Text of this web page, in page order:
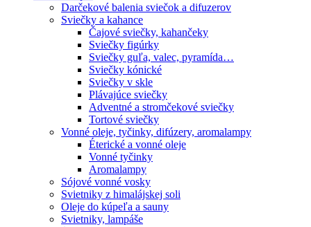
Darčekové balenia sviečok a difuzerov
Sviečky a kahance
Čajové sviečky, kahančeky
Sviečky figúrky
Sviečky guľa, valec, pyramída…
Sviečky kónické
Sviečky v skle
Plávajúce sviečky
Adventné a stromčekové sviečky
Tortové sviečky
Vonné oleje, tyčinky, difúzery, aromalampy
Éterické a vonné oleje
Vonné tyčinky
Aromalampy
Sójové vonné vosky
Svietniky z himalájskej soli
Oleje do kúpeľa a sauny
Svietniky, lampáše